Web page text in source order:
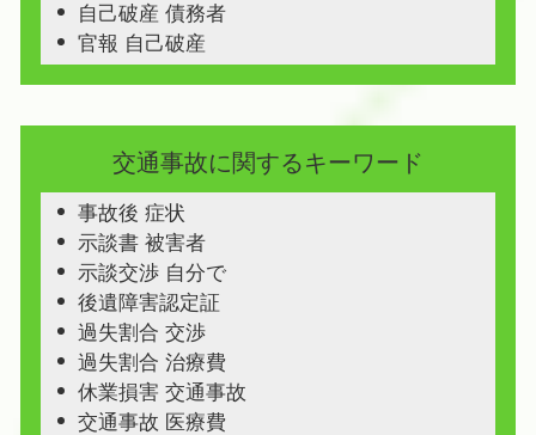
自己破産 債務者
官報 自己破産
交通事故に関するキーワード
事故後 症状
示談書 被害者
示談交渉 自分で
後遺障害認定証
過失割合 交渉
過失割合 治療費
休業損害 交通事故
交通事故 医療費